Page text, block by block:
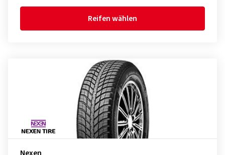
Reifen wählen